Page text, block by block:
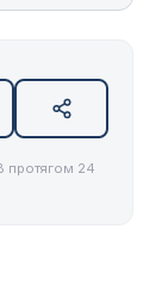
протягом 24